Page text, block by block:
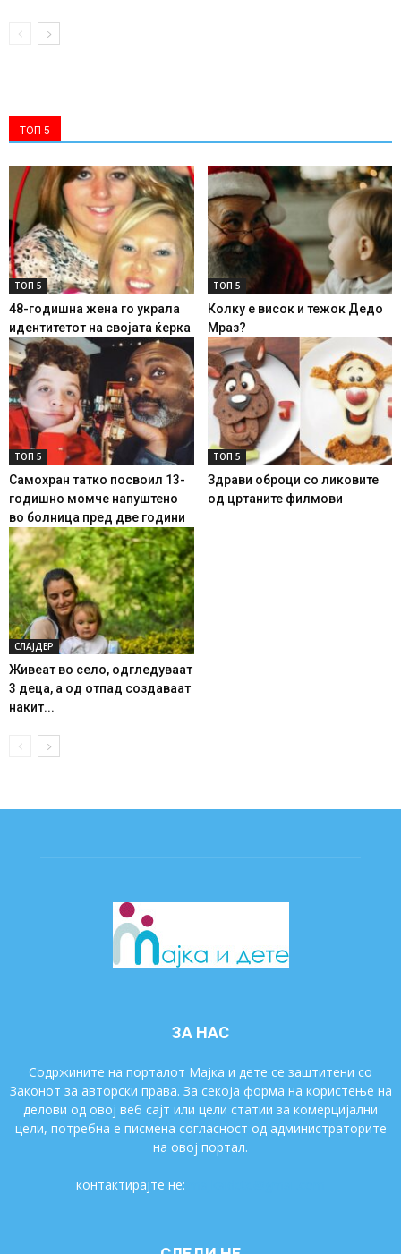
ТОП 5
ТОП 5
48-годишна жена го украла
идентитетот на својата ќерка
ТОП 5
Колку е висок и тежок Дедо
Мраз?
ТОП 5
Самохран татко посвоил 13-
годишно момче напуштено
во болница пред две години
ТОП 5
Здрави оброци со ликовите
од цртаните филмови
СЛАЈДЕР
Живеат во село, одгледуваат
3 деца, а од отпад создаваат
накит...
ЗА НАС
Содржините на порталот Мајка и дете се заштитени со
Законот за авторски права. За секоја форма на користење на
делови од овој веб сајт или цели статии за комерцијални
цели, потребна е писмена согласност од администраторите
на овој портал.
контактирајте не: